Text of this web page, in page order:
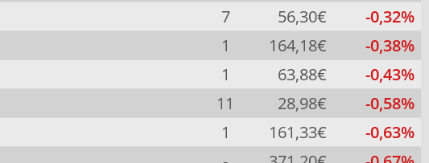
7 56,30€
-0,32%
1 164,18€
-0,38%
1 63,88€
-0,43%
11 28,98€
-0,58%
1 161,33€
-0,63%